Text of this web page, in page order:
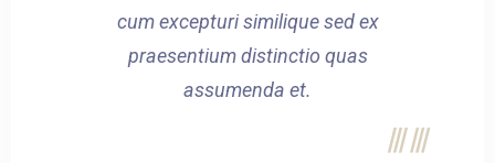
cum excepturi similique sed ex
praesentium distinctio quas
assumenda et.